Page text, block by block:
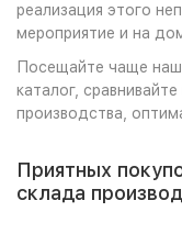
реализация этого
мероприятие и на
Посещайте чаще наш
каталог,
производства,
Приятных
склада